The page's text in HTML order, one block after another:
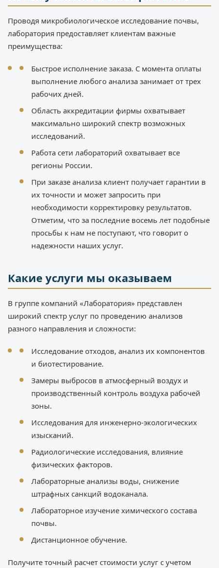
Проводя микробиологическое исследование почвы,
лаборатория предоставляет клиентам важные
преимущества:
Быстрое исполнение заказа. С момента оплаты
выполнение любого анализа занимает от трех
рабочих дней.
Область аккредитации фирмы охватывает
максимально широкий спектр возможных
исследований.
Работа сети лабораторий охватывает все
регионы России.
При заказе анализа клиент получает гарантии в
их точности и может запросить при
необходимости корректировку результатов.
Отметим, что за последние восемь лет подобные
просьбы к нам не поступают, что говорит о
надежности наших услуг.
Какие услуги мы оказываем
В группе компаний «Лаборатория» представлен
широкий спектр услуг по проведению анализов
разного направления и сложности:
Исследование отходов, анализ их компонентов
и биотестирование.
Замеры выбросов в атмосферный воздух и
производственный контроль воздуха рабочей
зоны.
Исследования для инженерно-экологических
изысканий.
Радиологические исследования, влияние
физических факторов.
Лабораторные анализы воды, снижение
штрафных санкций водоканала.
Лабораторное изучение химического состава
почвы.
Дистанционное обучение.
Получите точный расчет стоимости услуг с учетом